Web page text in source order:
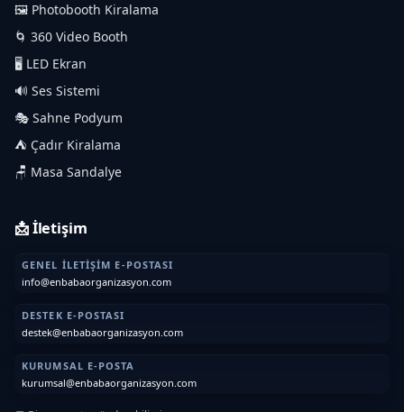
🖼️ Photobooth Kiralama
🌀 360 Video Booth
🖥️ LED Ekran
🔊 Ses Sistemi
🎭 Sahne Podyum
⛺ Çadır Kiralama
🪑 Masa Sandalye
📩 İletişim
GENEL İLETIŞIM E-POSTASI
info@enbabaorganizasyon.com
DESTEK E-POSTASI
destek@enbabaorganizasyon.com
KURUMSAL E-POSTA
kurumsal@enbabaorganizasyon.com